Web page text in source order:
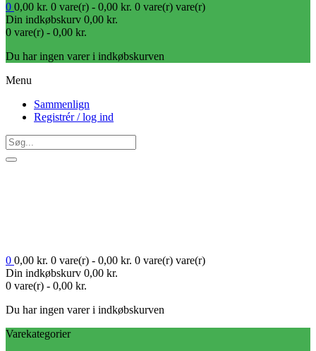
0 0,00 kr. 0 vare(r) - 0,00 kr. 0 vare(r) vare(r)
Din indkøbskurv 0,00 kr.
0 vare(r) - 0,00 kr.
Du har ingen varer i indkøbskurven
Menu
Sammenlign
Registrér / log ind
0 0,00 kr. 0 vare(r) - 0,00 kr. 0 vare(r) vare(r)
Din indkøbskurv 0,00 kr.
0 vare(r) - 0,00 kr.
Du har ingen varer i indkøbskurven
Varekategorier